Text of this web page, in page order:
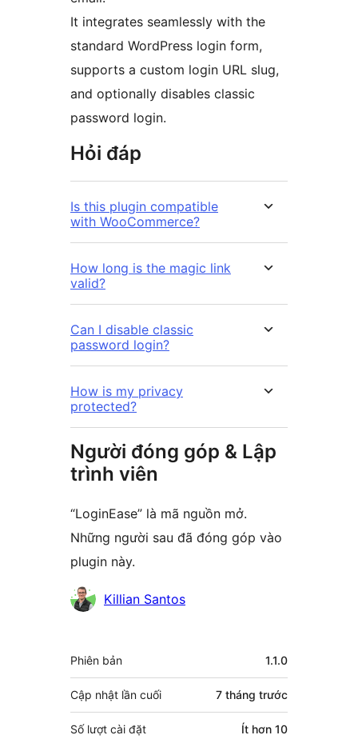
It integrates seamlessly with the
standard WordPress login form,
supports a custom login URL slug,
and optionally disables classic
password login.
Hỏi đáp
Is this plugin compatible
with WooCommerce?
How long is the magic link
valid?
Can I disable classic
password login?
How is my privacy
protected?
Người đóng góp & Lập
trình viên
“LoginEase” là mã nguồn mở.
Những người sau đã đóng góp vào
plugin này.
Những
góp
Killian Santos
Meta
Phiên bản 1.1.0
Cập nhật lần cuối 7 tháng trước
Số lượt cài đặt Ít hơn 10